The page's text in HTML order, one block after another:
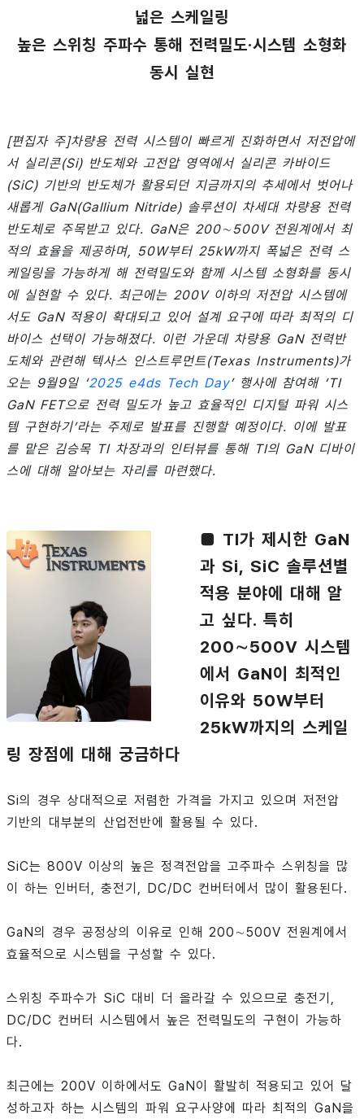
넓은 스케일링
높은 스위칭 주파수 통해 전력밀도·시스템 소형화
동시 실현
[편집자 주]차량용 전력 시스템이 빠르게 진화하면서 저전압에
서 실리콘(Si) 반도체와 고전압 영역에서 실리콘 카바이드
(SiC) 기반의 반도체가 활용되던 지금까지의 추세에서 벗어나
새롭게 GaN(Gallium Nitride) 솔루션이 차세대 차량용 전력
반도체로 주목받고 있다. GaN은 200∼500V 전원계에서 최
적의 효율을 제공하며, 50W부터 25kW까지 폭넓은 전력 스
케일링을 가능하게 해 전력밀도와 함께 시스템 소형화를 동시
에 실현할 수 있다. 최근에는 200V 이하의 저전압 시스템에
서도 GaN 적용이 확대되고 있어 설계 요구에 따라 최적의 디
바이스 선택이 가능해졌다. 이런 가운데 차량용 GaN 전력반
도체와 관련해 텍사스 인스트루먼트(Texas Instruments)가
오는 9월9일 ‘2025 e4ds Tech Day’ 행사에 참여해 ‘TI
GaN FET으로 전력 밀도가 높고 효율적인 디지털 파워 시스
템 구현하기’라는 주제로 발표를 진행할 예정이다. 이에 발표
를 맡은 김승목 TI 차장과의 인터뷰를 통해 TI의 GaN 디바이
스에 대해 알아보는 자리를 마련했다.
■ TI가 제시한 GaN
과 Si, SiC 솔루션별
적용 분야에 대해 알
고 싶다. 특히
200∼500V 시스템
에서 GaN이 최적인
이유와 50W부터
25kW까지의 스케일
링 장점에 대해 궁금하다
Si의 경우 상대적으로 저렴한 가격을 가지고 있으며 저전압
기반의 대부분의 산업전반에 활용될 수 있다.
SiC는 800V 이상의 높은 정격전압을 고주파수 스위칭을 많
이 하는 인버터, 충전기, DC/DC 컨버터에서 많이 활용된다.
GaN의 경우 공정상의 이유로 인해 200∼500V 전원계에서
효율적으로 시스템을 구성할 수 있다.
스위칭 주파수가 SiC 대비 더 올라갈 수 있으므로 충전기,
DC/DC 컨버터 시스템에서 높은 전력밀도의 구현이 가능하
다.
최근에는 200V 이하에서도 GaN이 활발히 적용되고 있어 달
성하고자 하는 시스템의 파워 요구사양에 따라 최적의 GaN을